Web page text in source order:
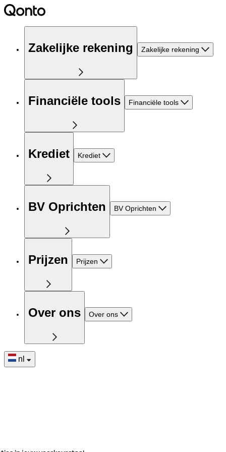
Zakelijke rekening Zakelijke rekening
Financiële tools Financiële tools
Krediet Krediet
BV Oprichten BV Oprichten
Prijzen Prijzen
Over ons Over ons
nl